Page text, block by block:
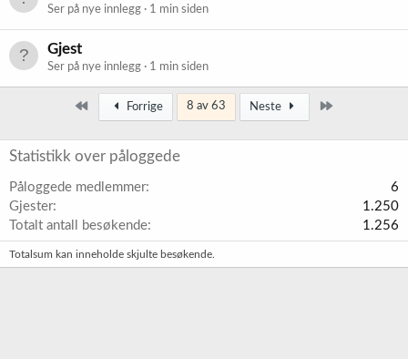
Ser på nye innlegg 1 min siden
Gjest
Ser på nye innlegg 1 min siden
Først Forrige 8 av 63 Neste
Statistikk over påloggede
Påloggede medlemmer
6
Gjester
1.250
Totalt antall besøkende
1.256
Totalsum kan inneholde skjulte besøkende.